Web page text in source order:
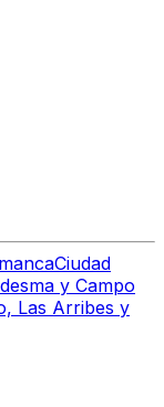
Ciudad
y Campo
Las Arribes y